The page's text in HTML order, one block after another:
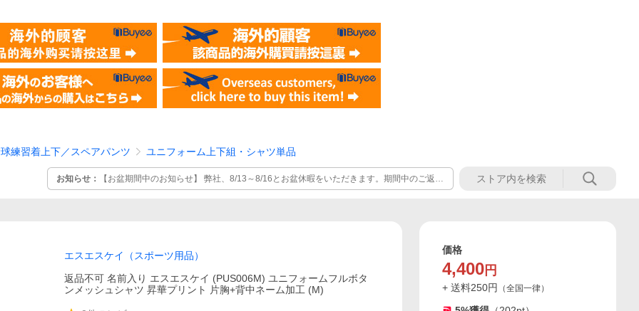
練習着上下／スペアパンツ ユニフォーム上下組・シャツ単品
お知らせ：
【お盆期間中のお知らせ】 弊社、8/13～8/16とお盆休暇をいただきます。期間中のご返
信、発送はございません。お盆明け8/17より順次再開させていただきます。ご理解のほどお願いいた
エスエスケイ（スポーツ用品）
返品不可 名前入り エスエスケイ (PUS006M) ユニフォームフルボタ
ンメッシュシャツ 昇華プリント 片胸+背中ネーム加工 (M)
価格
4,400 円
+ 送料250円 （全国一律）